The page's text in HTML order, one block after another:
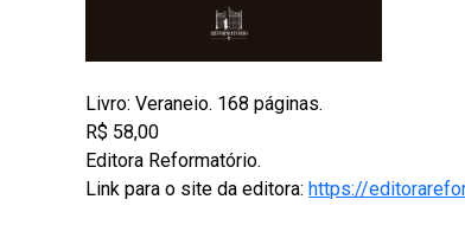
Livro: Veraneio. 168 páginas.
R$ 58,00
Editora Reformatório.
Link para o site da editora:https://